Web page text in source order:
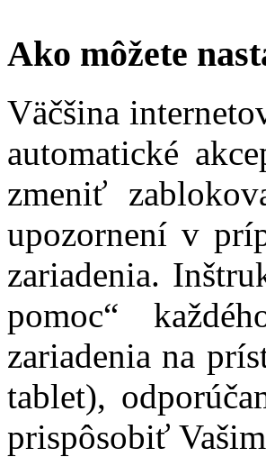
Ako môžete
Väčšina
automatické
zmeniť
upozornení v
zariadenia.
pomoc“
zariadenia na
tablet),
prispôsobiť